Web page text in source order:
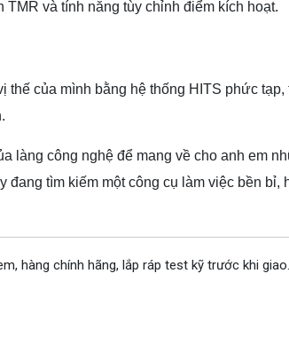
và tính năng tùy chỉnh điểm kích hoạt.
của mình bằng hệ thống HITS phức tạp,
làng công nghệ để mang về cho anh em
tìm kiếm một công cụ làm việc bền bỉ,
hàng chính hãng, lắp ráp test kỹ trước khi